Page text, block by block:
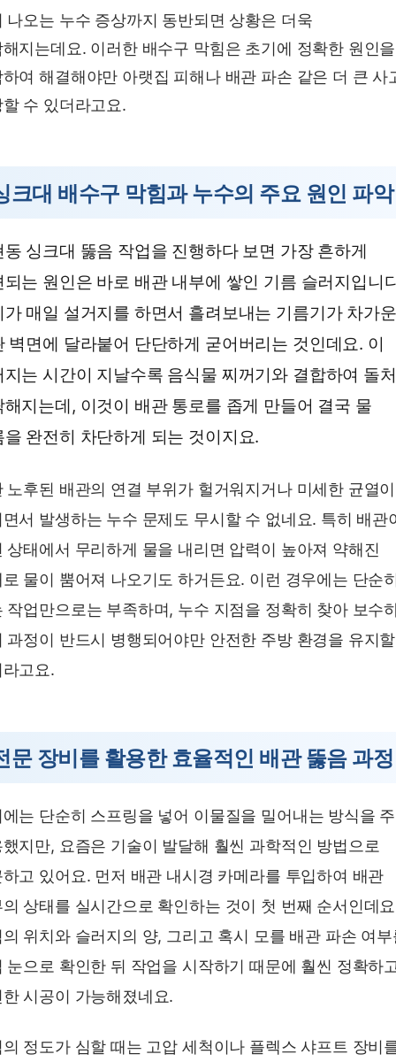
나오는 누수 증상까지 동반되면 상황은 더욱
지는데요. 이러한 배수구 막힘은 초기에 정확한 원인을
여 해결해야만 아랫집 피해나 배관 파손 같은 더 큰 사
수 있더라고요.
크대 배수구 막힘과 누수의 주요 원인 파악
동 싱크대 뚫음 작업을 진행하다 보면 가장 흔하게
되는 원인은 바로 배관 내부에 쌓인 기름 슬러지입니
가 매일 설거지를 하면서 흘려보내는 기름기가 차가운
벽면에 달라붙어 단단하게 굳어버리는 것인데요. 이
지는 시간이 지날수록 음식물 찌꺼기와 결합하여 돌
해지는데, 이것이 배관 통로를 좁게 만들어 결국 물
을 완전히 차단하게 되는 것이지요.
노후된 배관의 연결 부위가 헐거워지거나 미세한 균열이
서 발생하는 누수 문제도 무시할 수 없네요. 특히 배관
상태에서 무리하게 물을 내리면 압력이 높아져 약해진
물이 뿜어져 나오기도 하거든요. 이런 경우에는 단순
작업만으로는 부족하며, 누수 지점을 정확히 찾아 보수
과정이 반드시 병행되어야만 안전한 주방 환경을 유지
고요.
문 장비를 활용한 효율적인 배관 뚫음 과정
는 단순히 스프링을 넣어 이물질을 밀어내는 방식을
지만, 요즘은 기술이 발달해 훨씬 과학적인 방법으로
고 있어요. 먼저 배관 내시경 카메라를 투입하여 배관
상태를 실시간으로 확인하는 것이 첫 번째 순서인데
위치와 슬러지의 양, 그리고 혹시 모를 배관 파손 여부
눈으로 확인한 뒤 작업을 시작하기 때문에 훨씬 정확하
시공이 가능해졌네요.
정도가 심할 때는 고압 세척이나 플렉스 샤프트 장비